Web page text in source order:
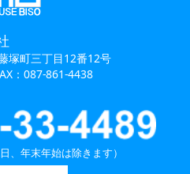
塚町三丁目12番12号
：087-861-4438
年末年始は除きます）